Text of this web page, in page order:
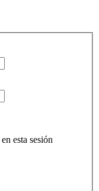
esta sesión